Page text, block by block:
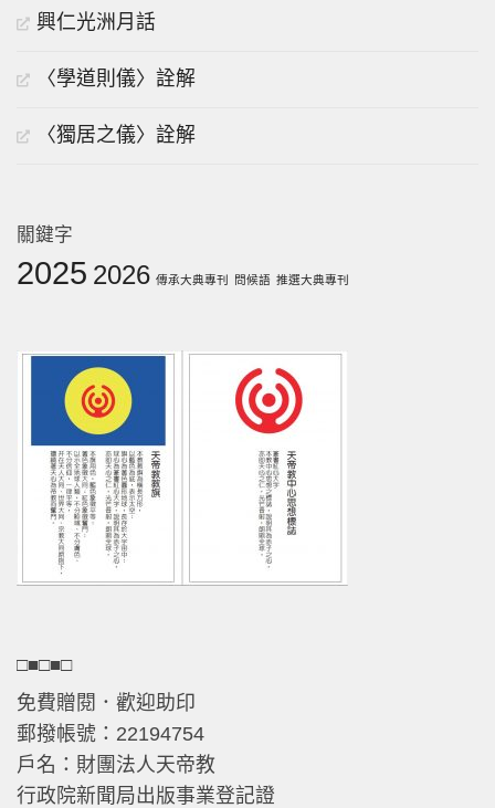
興仁光洲月話
〈學道則儀〉詮解
〈獨居之儀〉詮解
關鍵字
2025 2026 傳承大典專刊 問候語 推選大典專刊
□■□■□
免費贈閱．歡迎助印
郵撥帳號：22194754
戶名：財團法人天帝教
行政院新聞局出版事業登記證